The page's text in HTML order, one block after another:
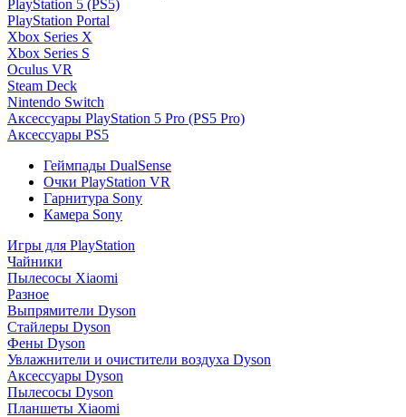
PlayStation 5 (PS5)
PlayStation Portal
Xbox Series X
Xbox Series S
Oculus VR
Steam Deck
Nintendo Switch
Аксессуары PlayStation 5 Pro (PS5 Pro)
Аксессуары PS5
Геймпады DualSense
Очки PlayStation VR
Гарнитура Sony
Камера Sony
Игры для PlayStation
Чайники
Пылесосы Xiaomi
Разное
Выпрямители Dyson
Стайлеры Dyson
Фены Dyson
Увлажнители и очистители воздуха Dyson
Аксессуары Dyson
Пылесосы Dyson
Планшеты Xiaomi